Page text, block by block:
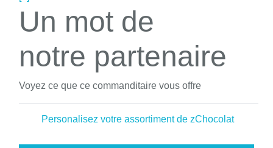
Un mot de
notre partenaire
Voyez ce que ce commanditaire vous offre
Personalisez votre assortiment de zChocolat